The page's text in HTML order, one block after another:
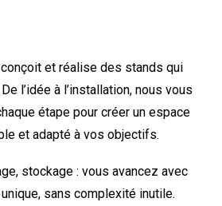
conçoit et réalise des stands qui
l’idée à l’installation, nous vous
étape pour créer un espace
et adapté à vos objectifs.
stockage : vous avancez avec
sans complexité inutile.